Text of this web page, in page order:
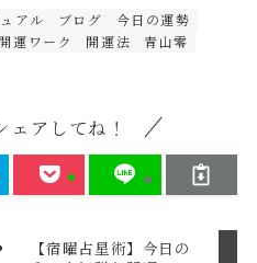
アル ブログ
今日の運勢
開運ワーク 開運法
青山零
ェアしてね！
【宿曜占星術】今日の